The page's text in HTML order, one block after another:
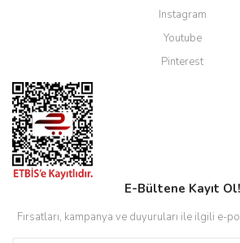
Instagram
Youtube
Pinterest
E-Bültene Kayıt Ol!
Fırsatları, kampanya ve duyuruları ile ilgili e-